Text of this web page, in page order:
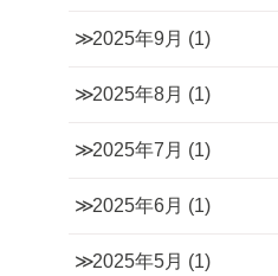
2025年9月 (1)
2025年8月 (1)
2025年7月 (1)
2025年6月 (1)
2025年5月 (1)